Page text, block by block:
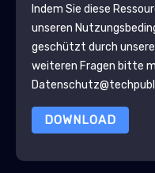
Indem Sie diese
unseren
geschützt durch unsere
weiteren Fragen bitte
DOWNLOAD